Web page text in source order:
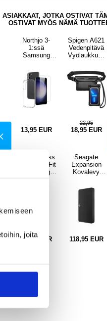
joita
ASIAKKAAT, JOTKA OSTIVAT
OSTIVAT MYÖS NÄMÄ
Northjo 3-
1:ssä
Samsung
5G
Suojaussetti
13,95 EUR
PanzerGlass
Ultra-Wide Fit
Samsung
16,95 EUR
Spigen A621
Vedenpitävä
Vyölaukku &
Kelluva
Kotelo -
Musta
22,95
18,95 EUR
Seagate
Expansion
Kovalevy
0 1TB USB
118,95 EUR